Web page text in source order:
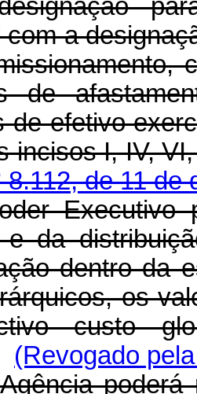
a
de
de efetivo
incisos I, IV,
8.112, de 11 de
Executivo
e da
dentro da
os
custo
(Revogado